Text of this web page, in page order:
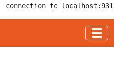
connection to